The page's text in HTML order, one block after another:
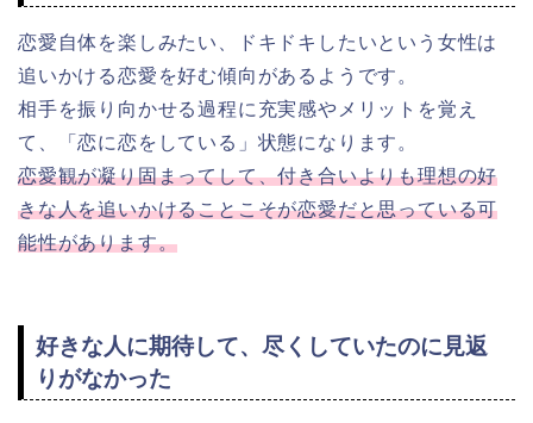
恋愛自体を楽しみたい、ドキドキしたいという女性は
追いかける恋愛を好む傾向があるようです。
相手を振り向かせる過程に充実感やメリットを覚え
て、「恋に恋をしている」状態になります。
恋愛観が凝り固まってして、付き合いよりも理想の好
きな人を追いかけることこそが恋愛だと思っている可
能性があります。
好きな人に期待して、尽くしていたのに見返
りがなかった